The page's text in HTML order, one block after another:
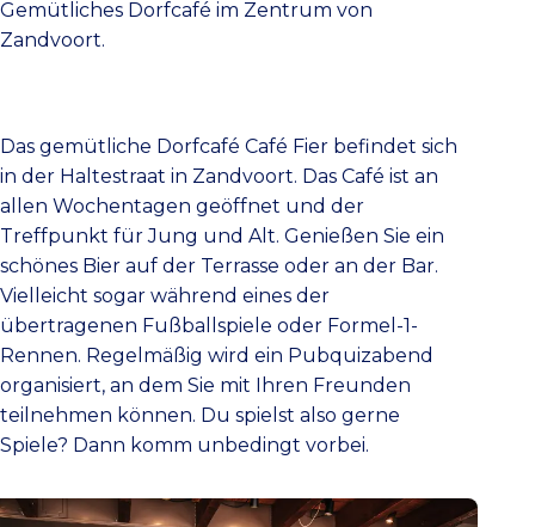
Gemütliches Dorfcafé im Zentrum von
Zandvoort.
Das gemütliche Dorfcafé Café Fier befindet sich
in der Haltestraat in Zandvoort. Das Café ist an
allen Wochentagen geöffnet und der
Treffpunkt für Jung und Alt. Genießen Sie ein
schönes Bier auf der Terrasse oder an der Bar.
Vielleicht sogar während eines der
übertragenen Fußballspiele oder Formel-1-
Rennen. Regelmäßig wird ein Pubquizabend
organisiert, an dem Sie mit Ihren Freunden
teilnehmen können. Du spielst also gerne
Spiele? Dann komm unbedingt vorbei.